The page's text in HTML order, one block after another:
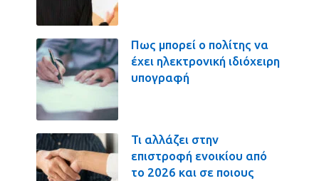
Πως μπορεί ο πολίτης να
έχει ηλεκτρονική ιδιόχειρη
υπογραφή
Τι αλλάζει στην
επιστροφή ενοικίου από
το 2026 και σε ποιους